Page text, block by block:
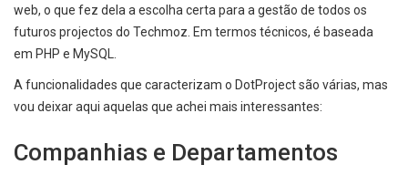
web, o que fez dela a escolha certa para a gestão de todos os
futuros projectos do Techmoz. Em termos técnicos, é baseada
em PHP e MySQL.
A funcionalidades que caracterizam o DotProject são várias, mas
vou deixar aqui aquelas que achei mais interessantes:
Companhias e Departamentos